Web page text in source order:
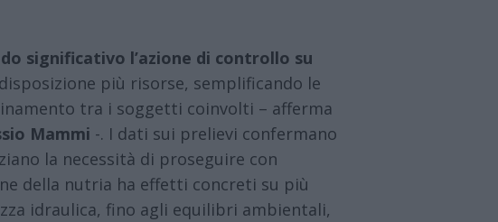
significativo l’azione di controllo su
più risorse, semplificando le
tra i soggetti coinvolti – afferma
Mammi -. I dati sui prelievi confermano
la necessità di proseguire con
della nutria ha effetti concreti su più
idraulica, fino agli equilibri ambientali,